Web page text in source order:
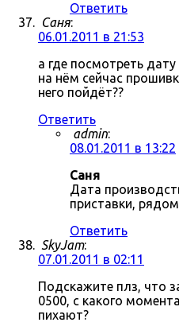
Ответить
Саня:
06.01.2011 в 21:53
а где посмотреть
на нём сейчас
него пойдёт??
Ответить
admin:
08.01.2011 в 13:22
Саня
Дата
приставки,
Ответить
SkyJam:
07.01.2011 в 02:11
Подскажите плз, что
0500, с какого
пихают?